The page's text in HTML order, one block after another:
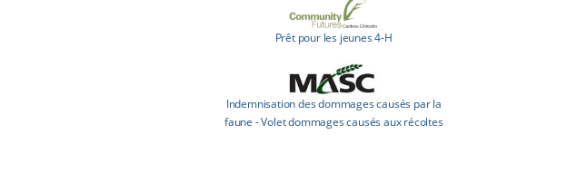
Prêt pour les jeunes 4-H
Indemnisation des dommages causés par la
faune - Volet dommages causés aux récoltes